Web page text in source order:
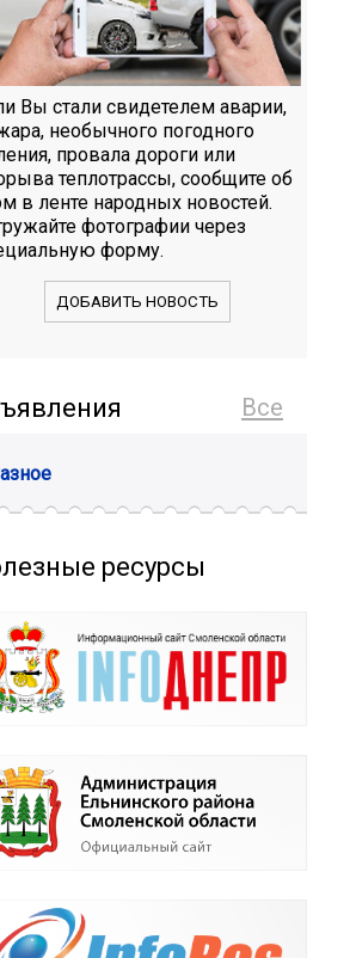
Вы стали свидетелем аварии,
необычного погодного
провала дороги или
теплотрассы, сообщите об
в ленте народных новостей.
фотографии через
форму.
ДОБАВИТЬ НОВОСТЬ
Все
ресурсы